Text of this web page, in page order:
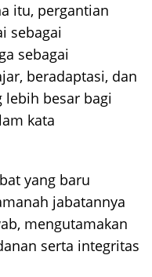
itu, pergantian
sebagai
sebagai
beradaptasi, dan
besar bagi
kata
yang baru
jabatannya
mengutamakan
serta integritas